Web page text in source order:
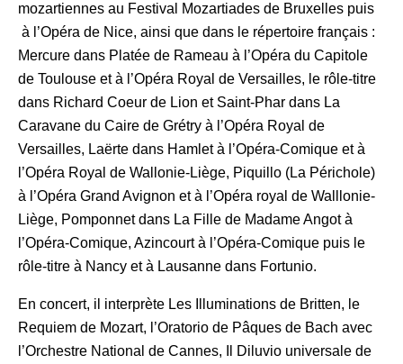
mozartiennes au Festival Mozartiades de Bruxelles puis
à l’Opéra de Nice, ainsi que dans le répertoire français :
Mercure dans Platée de Rameau à l’Opéra du Capitole
de Toulouse et à l’Opéra Royal de Versailles, le rôle-titre
dans Richard Coeur de Lion et Saint-Phar dans La
Caravane du Caire de Grétry à l’Opéra Royal de
Versailles, Laërte dans Hamlet à l’Opéra-Comique et à
l’Opéra Royal de Wallonie-Liège, Piquillo (La Périchole)
à l’Opéra Grand Avignon et à l’Opéra royal de Walllonie-
Liège, Pomponnet dans La Fille de Madame Angot à
l’Opéra-Comique, Azincourt à l’Opéra-Comique puis le
rôle-titre à Nancy et à Lausanne dans Fortunio.
En concert, il interprète Les Illuminations de Britten, le
Requiem de Mozart, l’Oratorio de Pâques de Bach avec
l’Orchestre National de Cannes, Il Diluvio universale de